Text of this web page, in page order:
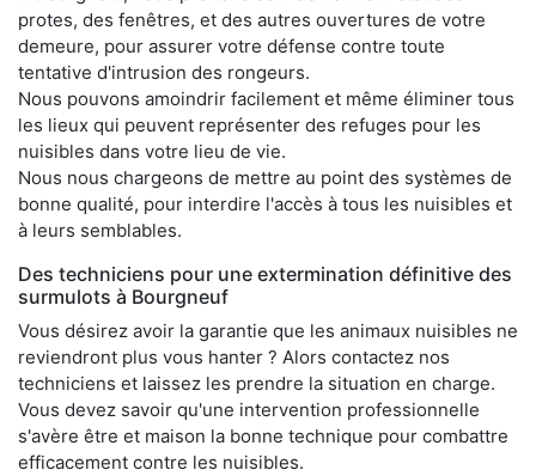
protes, des fenêtres, et des autres ouvertures de votre
demeure, pour assurer votre défense contre toute
tentative d'intrusion des rongeurs.
Nous pouvons amoindrir facilement et même éliminer tous
les lieux qui peuvent représenter des refuges pour les
nuisibles dans votre lieu de vie.
Nous nous chargeons de mettre au point des systèmes de
bonne qualité, pour interdire l'accès à tous les nuisibles et
à leurs semblables.
Des techniciens pour une extermination définitive des
surmulots à Bourgneuf
Vous désirez avoir la garantie que les animaux nuisibles ne
reviendront plus vous hanter ? Alors contactez nos
techniciens et laissez les prendre la situation en charge.
Vous devez savoir qu'une intervention professionnelle
s'avère être et maison la bonne technique pour combattre
efficacement contre les nuisibles.